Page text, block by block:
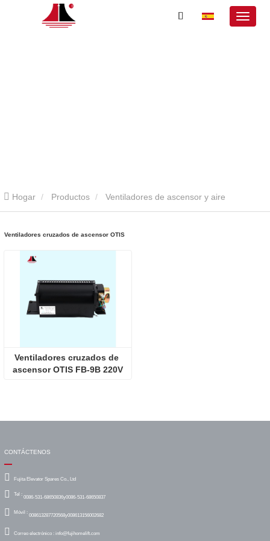
Hogar Productos Ventiladores de ascensor y aire
Ventiladores cruzados de ascensor OTIS
Ventiladores cruzados de
ascensor OTIS FB-9B 220V
CONTÁCTENOS
Fujita Elevator Spares Co., Ltd
Tel : 0086-531-68650836y0086-531-68650837
Móvil : 008613287720568y008613156002682
Correo electrónico : info@fujihomelift.com